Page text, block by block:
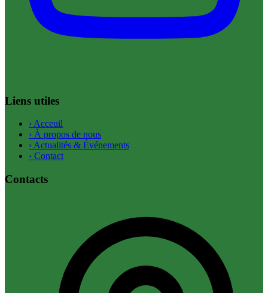
Liens utiles
›Acceuil
› À propos de nous
›Actualités & Événements
› Contact
Contacts